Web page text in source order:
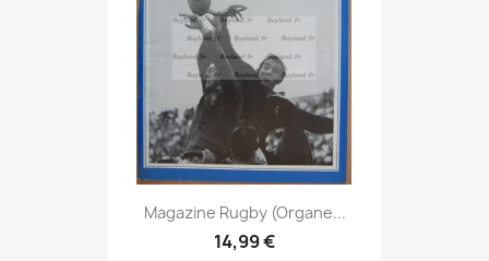
Magazine Rugby (Organe...
14,99 €